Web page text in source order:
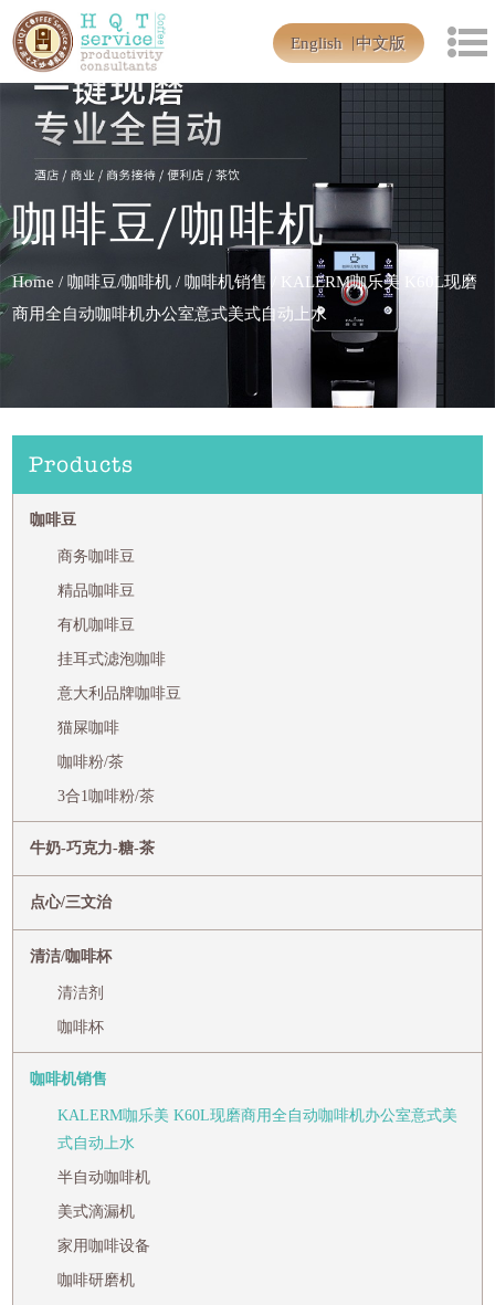
English 中文版
咖啡豆/咖啡机
Home / 咖啡豆/咖啡机 / 咖啡机销售 /
KALERM咖乐美 K60L现磨
商用全自动咖啡机办公室意式美式自动上水
Products
咖啡豆
商务咖啡豆
精品咖啡豆
有机咖啡豆
挂耳式滤泡咖啡
意大利品牌咖啡豆
猫屎咖啡
咖啡粉/茶
3合1咖啡粉/茶
牛奶-巧克力-糖-茶
点心/三文治
清洁/咖啡杯
清洁剂
咖啡杯
咖啡机销售
KALERM咖乐美 K60L现磨商用全自动咖啡机办公室意式美
式自动上水
半自动咖啡机
美式滴漏机
家用咖啡设备
咖啡研磨机